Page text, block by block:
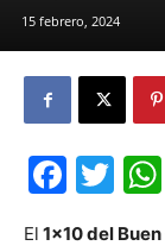
15 febrero, 2024
El 1×10 del